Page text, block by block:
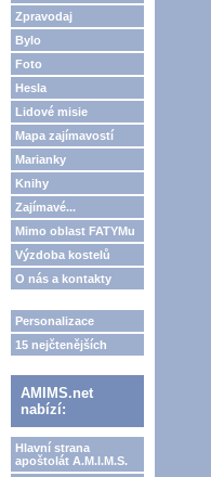
Zpravodaj
Bylo
Foto
Hesla
Lidové misie
Mapa zajímavostí
Marianky
Knihy
Zajímavé...
Mimo oblast FATYMu
Výzdoba kostelů
O nás a kontakty
Personalizace
15 nejčtenějších
AMIMS.net
nabízí:
Hlavní strana
apoštolát A.M.I.M.S.